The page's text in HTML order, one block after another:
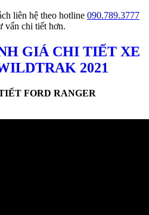
liên hệ theo hotline 090.789.3777
vấn chi tiết hơn.
GIÁ CHI TIẾT XE
2021
FORD RANGER